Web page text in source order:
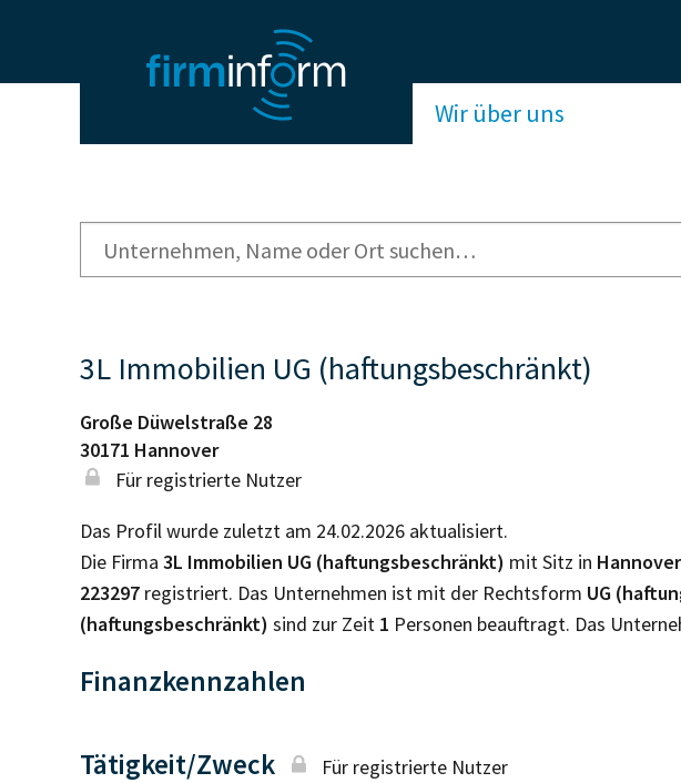
Wir über uns
3L Immobilien UG (haftungsbeschränkt)
Große Düwelstraße 28
30171 Hannover
Für registrierte Nutzer
Das Profil wurde zuletzt am 24.02.2026 aktualisiert.
Die Firma 3L Immobilien UG (haftungsbeschränkt) mit Sitz in Hannover
223297 registriert. Das Unternehmen ist mit der Rechtsform UG
(haftungsbeschränkt) sind zur Zeit 1 Personen beauftragt. Das
Finanzkennzahlen
Tätigkeit/Zweck Für registrierte Nutzer